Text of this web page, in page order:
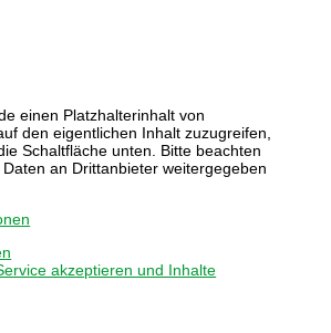
einen Platzhalterinhalt von
den eigentlichen Inhalt zuzugreifen,
Schaltfläche unten. Bitte beachten
an Drittanbieter weitergegeben
akzeptieren und Inhalte